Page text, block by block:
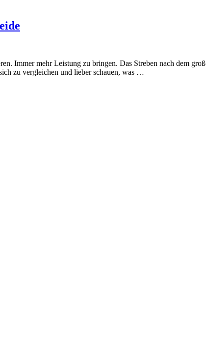
Immer mehr Leistung zu bringen. Das Streben nach dem
zu vergleichen und lieber schauen, was …